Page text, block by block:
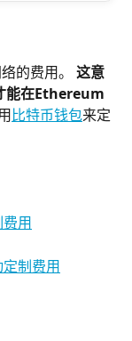
的费用。 这意
能在Ethereum
比特币钱包来定
用
制费用